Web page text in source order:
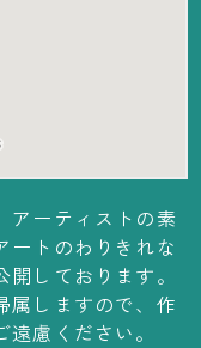
アーティストの素
ートのわりきれな
しております。
属しますので、作
慮ください。